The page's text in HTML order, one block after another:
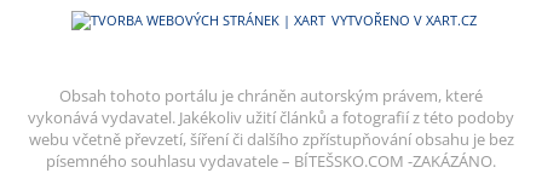
VYTVOŘENO V XART.CZ
Obsah tohoto portálu je chráněn autorským právem, které
vykonává vydavatel. Jakékoliv užití článků a fotografií z této podoby
webu včetně převzetí, šíření či dalšího zpřístupňování obsahu je bez
písemného souhlasu vydavatele – BÍTEŠSKO.COM -ZAKÁZÁNO.